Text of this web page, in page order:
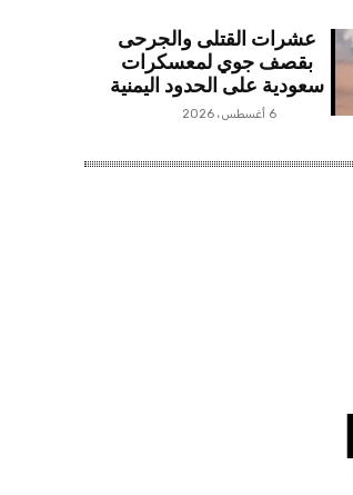
عشرات القتلى والجرحى
بقصف جوي لمعسكرات
سعودية على الحدود اليمنية
6 أغسطس، 2026